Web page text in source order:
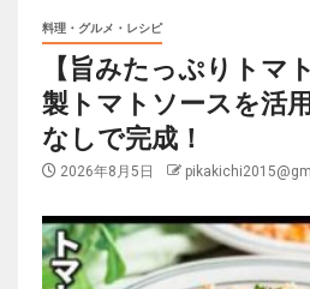
料理・グルメ・レシピ
【旨みたっぷりトマ
製トマトソースを活
なしで完成！
2026年8月5日